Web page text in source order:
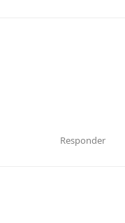
Responder